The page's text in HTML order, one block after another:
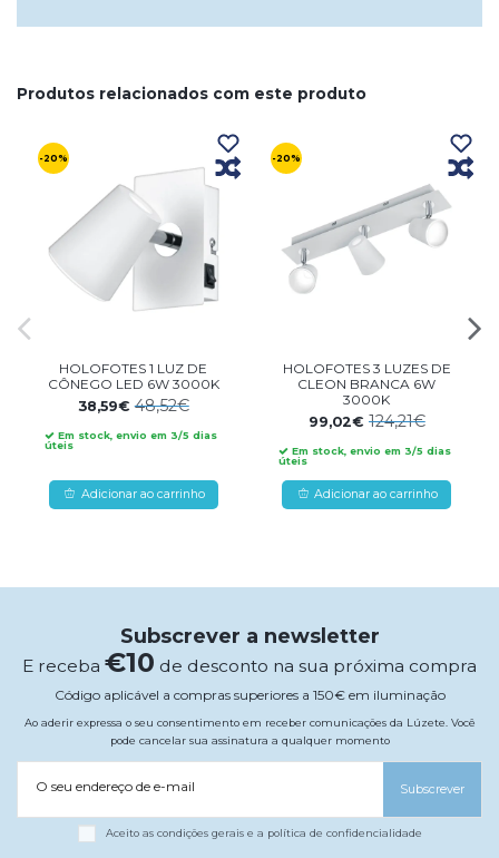
Produtos relacionados com este produto
-20%
HOLOFOTES 1 LUZ DE
CÔNEGO LED 6W 3000K
38,59€48,52€
Em stock, envio em 3/5 dias
úteis
Adicionar ao carrinho
-20%
HOLOFOTES 3 LUZES DE
CLEON BRANCA 6W
3000K
99,02€ 124,21€
Em stock, envio em 3/5 dias
úteis
Adicionar ao carrinho
Subscrever a newsletter
E receba €10 de desconto na sua próxima compra
Código aplicável a compras superiores a 150€ em iluminação
Ao aderir expressa o seu consentimento em receber comunicações da Lúzete. Você
pode cancelar sua assinatura a qualquer momento
O seu endereço de e-mail Subscrever
Aceito as condições gerais e a política de confidencialidade